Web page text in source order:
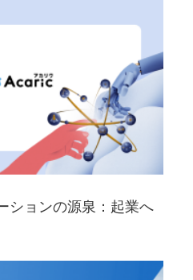
ションの源泉：起業へ